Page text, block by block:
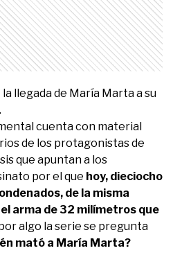
llegada de María Marta a su
cuenta con material
de los protagonistas de
que apuntan a los
por el que hoy, dieciocho
de la misma
arma de 32 milímetros que
por algo la serie se pregunta
mató a María Marta?